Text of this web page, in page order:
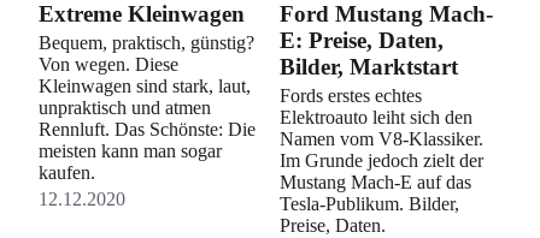
Extreme Kleinwagen
Bequem, praktisch, günstig?
Von wegen. Diese
Kleinwagen sind stark, laut,
unpraktisch und atmen
Rennluft. Das Schönste: Die
meisten kann man sogar
kaufen.
12.12.2020
Ford Mustang Mach-
E: Preise, Daten,
Bilder, Marktstart
Fords erstes echtes
Elektroauto leiht sich den
Namen vom V8-Klassiker.
Im Grunde jedoch zielt der
Mustang Mach-E auf das
Tesla-Publikum. Bilder,
Preise, Daten.